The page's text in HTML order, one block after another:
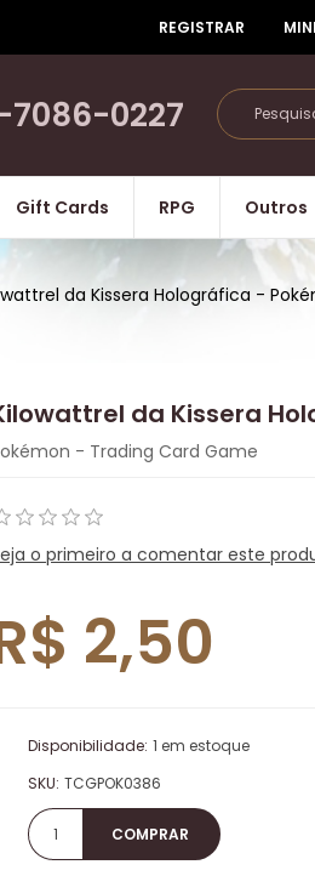
REGISTRAR
7086-0227
Gift Cards RPG Outros
da Kissera Holográfica -
da Kissera
- Trading Card Game
o primeiro a comentar este
2,50
Disponibilidade: 1 em estoque
SKU: TCGPOK0386